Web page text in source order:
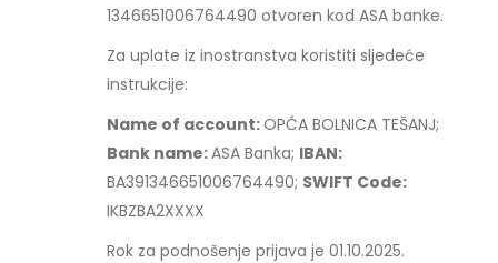
1346651006764490 otvoren kod ASA banke.
Za uplate iz inostranstva koristiti sljedeće
instrukcije:
Name of account:OPĆA BOLNICA TEŠANJ;
Bank name:ASA Banka; IBAN:
BA391346651006764490; SWIFT Code:
IKBZBA2XXXX
Rok za podnošenje prijava je 01.10.2025.